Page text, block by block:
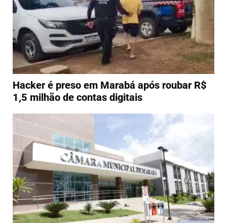
Hacker é preso em Marabá após roubar R$
1,5 milhão de contas digitais